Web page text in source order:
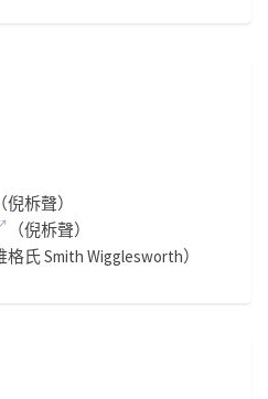
（倪柝聲）
（倪柝聲）
格氏 Smith Wigglesworth）